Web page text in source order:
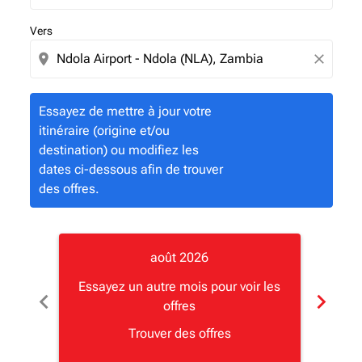
Vers
location_on close
Essayez de mettre à jour votre
itinéraire (origine et/ou
destination) ou modifiez les
dates ci-dessous afin de trouver
des offres.
chevron_left
août 2026
Essayez un autre mois pour voir les
offres
Trouver des offres
chevron_right